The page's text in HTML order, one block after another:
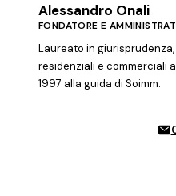
Alessandro Onali
FONDATORE E
Laureato in
residenziali e commerciali
1997 alla guida di Soimm.